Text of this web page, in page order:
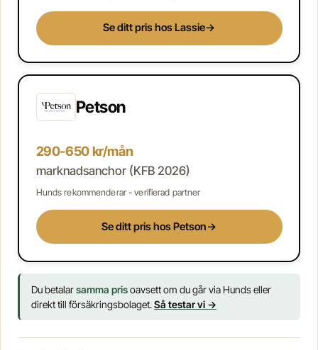
Se ditt pris hos Lassie→
Petson
290-650 kr/mån
marknadsanchor (KFB 2026)
Hunds rekommenderar - verifierad partner
Se ditt pris hos Petson→
Du betalarsamma prisoavsett om du går via Hunds eller
direkt till försäkringsbolaget.Så testar vi →